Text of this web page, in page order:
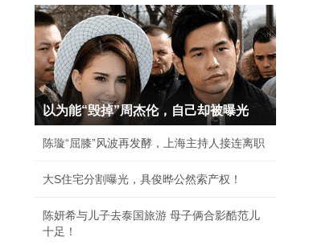
以为能“毁掉”周杰伦，自己却被曝光
陈璇“屈膝”风波再发酵，上海主持人接连离职
大S住宅分割曝光，具俊晔公然索产权！
陈妍希与儿子去泰国旅游 母子俩合影酷范儿
十足！